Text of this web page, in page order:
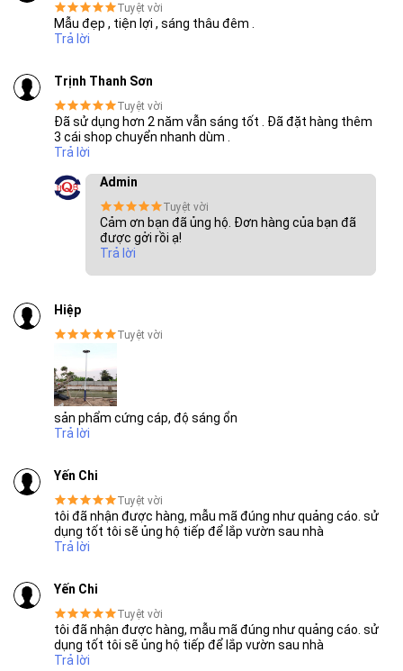
kiệm được rất nhiều chi phí và thơi gian để lắp đèn. Thêm vào
đó đèn có khả năng chống bụi, chống nước nhờ vào công nghệ
dưới thời tiết mưa, bão, lũ lụt.
THƯƠNG HIỆU HÀNG ĐẦU ASEAN 2022
SẢN PHẨM DỊCH VỤ CHẤT LƯỢNG ASEAN 2019
Tuyệt vời
Mẫu đẹp , tiện lợi , sáng thâu đêm .
Trả lời
Trịnh Thanh Sơn
Tuyệt vời
Đã sử dụng hơn 2 năm vẫn sáng tốt . Đã đặt hàng thêm
3 cái shop chuyển nhanh dùm .
Trả lời
Admin
Tuyệt vời
Cảm ơn bạn đã ủng hộ. Đơn hàng của bạn đã
được gởi rồi ạ!
Trả lời
Hiệp
Tuyệt vời
sản phẩm cứng cáp, độ sáng ổn
Trả lời
Yến Chi
Tuyệt vời
tôi đã nhận được hàng, mẫu mã đúng như quảng cáo. sử
dụng tốt tôi sẽ ủng hộ tiếp để lắp vườn sau nhà
Trả lời
Yến Chi
Tuyệt vời
tôi đã nhận được hàng, mẫu mã đúng như quảng cáo. sử
dụng tốt tôi sẽ ủng hộ tiếp để lắp vườn sau nhà
Trả lời